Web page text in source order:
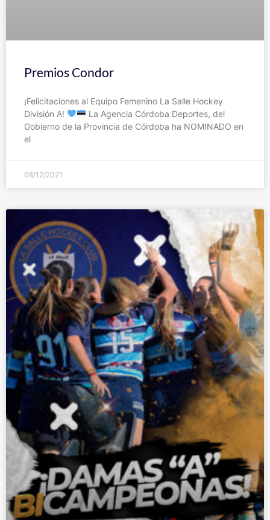
Premios Condor
¡Felicitaciones al Equipo Femenino La Salle Hockey
División A!
La Agencia Córdoba Deportes, del
Gobierno de la Provincia de Córdoba ha NOMINADO en
el
08/12/2021